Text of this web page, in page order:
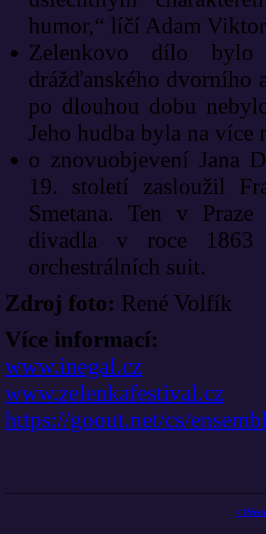
humor,“ líčí Adam
Zelenkovo dílo
drážďanského dvorního
po dlouhou dobu
Jeho hudba byla na více
o znovuobjevení Jana
19. století zasloužil
Smetana. Ten v Praze
divadla v roce 1863
orchestrálních suit.
Zdroj foto: René Volfík
Více informací:
www.inegal.cz
www.zelenkafestival.cz
https://goout.net/cs/
<